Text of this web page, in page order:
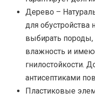
Дерево –
для обустройства
выбирать
влажность и
гнилостойкости.
антисептиками
Пластиковые